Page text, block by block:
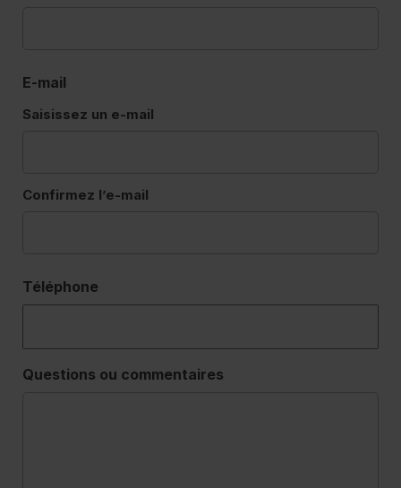
E-mail
Saisissez un e-mail
Confirmez l’e-mail
Téléphone
Questions ou commentaires